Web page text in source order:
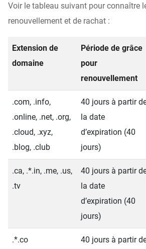
Voir le tableau suivant pour connaître
renouvellement et de rachat :
Extension de
domaine
Période de grâce
pour
renouvellement
.com, .info,
.online, .net, .org,
.cloud, .xyz,
.blog, .club
40 jours à partir
la date
d’expiration (40
jours)
.ca, .*.in, .me, .us,
.tv
40 jours à partir
la date
d’expiration (40
jours)
.*.co
40 jours à partir